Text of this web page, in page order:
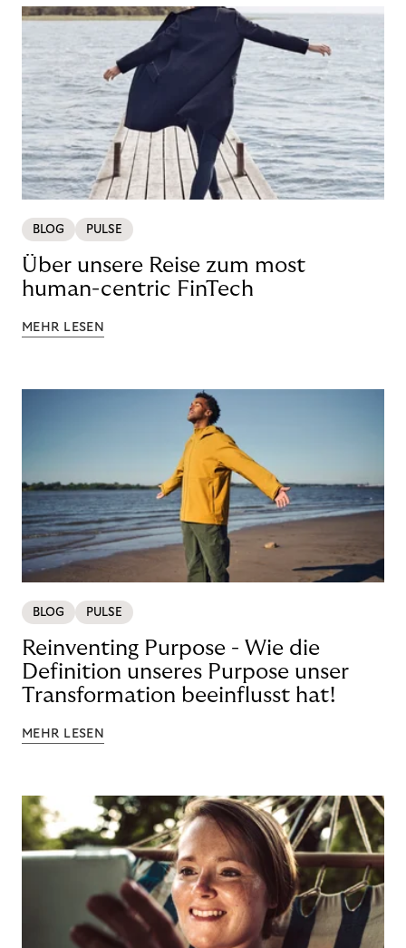
BLOG PULSE
Über unsere Reise zum most
human-centric FinTech
MEHR LESEN
BLOG PULSE
Reinventing Purpose - Wie die
Definition unseres Purpose unser
Transformation beeinflusst hat!
MEHR LESEN